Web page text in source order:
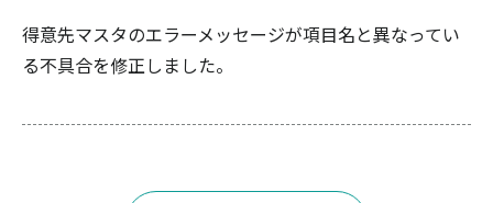
得意先マスタのエラーメッセージが項目名と異なってい
る不具合を修正しました。